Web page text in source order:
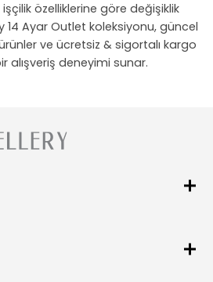
özelliklerine göre değişiklik
14 Ayar Outlet koleksiyonu, güncel
ve ücretsiz & sigortalı kargo
alışveriş deneyimi sunar.